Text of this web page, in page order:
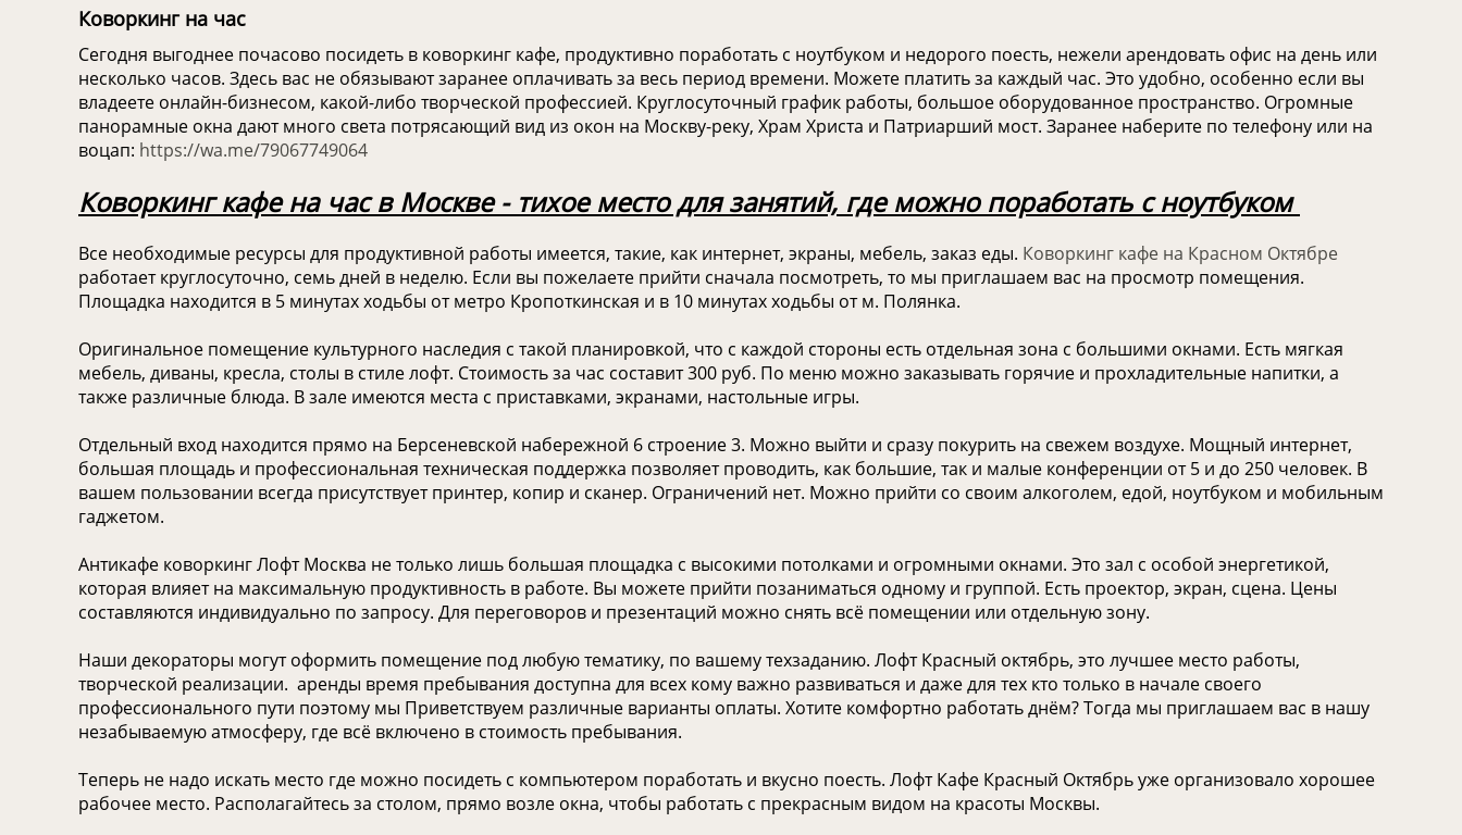
Коворкинг на час
Сегодня выгоднее почасово посидеть в коворкинг кафе, продуктивно поработать с ноутбуком и недорого поесть, нежели арендовать офис на день или
несколько часов. Здесь вас не обязывают заранее оплачивать за весь период времени. Можете платить за каждый час. Это удобно, особенно если вы
владеете онлайн-бизнесом, какой-либо творческой профессией. Круглосуточный график работы, большое оборудованное пространство. Огромные
панорамные окна дают много света потрясающий вид из окон на Москву-реку, Храм Христа и Патриарший мост. Заранее наберите по телефону или на
воцап: https://wa.me/79067749064
Коворкинг кафе на час в Москве - тихое место для занятий, где можно поработать с ноутбуком
Все необходимые ресурсы для продуктивной работы имеется, такие, как интернет, экраны, мебель, заказ еды. Коворкинг кафе на Красном Октябре
работает круглосуточно, семь дней в неделю. Если вы пожелаете прийти сначала посмотреть, то мы приглашаем вас на просмотр помещения.
Площадка находится в 5 минутах ходьбы от метро Кропоткинская и в 10 минутах ходьбы от м. Полянка.
Оригинальное помещение культурного наследия с такой планировкой, что с каждой стороны есть отдельная зона с большими окнами. Есть мягкая
мебель, диваны, кресла, столы в стиле лофт. Стоимость за час составит 300 руб. По меню можно заказывать горячие и прохладительные напитки, а
также различные блюда. В зале имеются места с приставками, экранами, настольные игры.
Отдельный вход находится прямо на Берсеневской набережной 6 строение 3. Можно выйти и сразу покурить на свежем воздухе. Мощный интернет,
большая площадь и профессиональная техническая поддержка позволяет проводить, как большие, так и малые конференции от 5 и до 250 человек. В
вашем пользовании всегда присутствует принтер, копир и сканер. Ограничений нет. Можно прийти со своим алкоголем, едой, ноутбуком и мобильным
гаджетом.
Антикафе коворкинг Лофт Москва не только лишь большая площадка с высокими потолками и огромными окнами. Это зал с особой энергетикой,
которая влияет на максимальную продуктивность в работе. Вы можете прийти позаниматься одному и группой. Есть проектор, экран, сцена. Цены
составляются индивидуально по запросу. Для переговоров и презентаций можно снять всё помещении или отдельную зону.
Наши декораторы могут оформить помещение под любую тематику, по вашему техзаданию. Лофт Красный октябрь, это лучшее место работы,
творческой реализации. аренды время пребывания доступна для всех кому важно развиваться и даже для тех кто только в начале своего
профессионального пути поэтому мы Приветствуем различные варианты оплаты. Хотите комфортно работать днём? Тогда мы приглашаем вас в нашу
незабываемую атмосферу, где всё включено в стоимость пребывания.
Теперь не надо искать место где можно посидеть с компьютером поработать и вкусно поесть. Лофт Кафе Красный Октябрь уже организовало хорошее
рабочее место. Располагайтесь за столом, прямо возле окна, чтобы работать с прекрасным видом на красоты Москвы.